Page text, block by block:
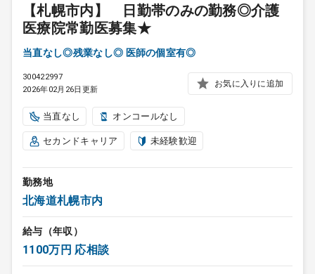
【札幌市内】 日勤帯のみの勤務◎介護
医療院常勤医募集★
当直なし◎残業なし◎ 医師の個室有◎
300422997
2026年02月26日更新
お気に入りに追加
当直なし オンコールなし
セカンドキャリア 未経験歓迎
勤務地
北海道札幌市内
給与（年収）
1100万円 応相談